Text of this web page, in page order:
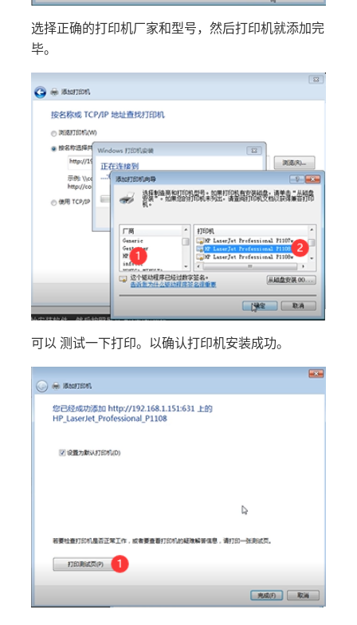
选择正确的打印机厂家和型号，然后打印机就添加完
毕。
可以 测试一下打印。以确认打印机安装成功。